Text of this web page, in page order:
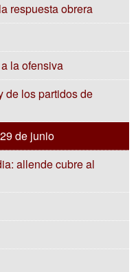
respuesta obrera
la ofensiva
de los partidos de
de junio
allende cubre al